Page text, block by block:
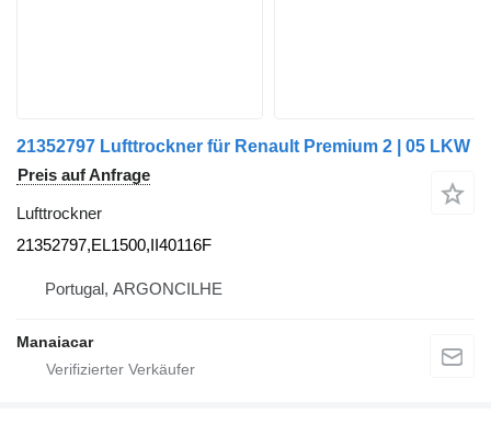
21352797 Lufttrockner für Renault Premium 2 | 05 LKW
Preis auf Anfrage
Lufttrockner
21352797,EL1500,II40116F
Portugal, ARGONCILHE
Manaiacar